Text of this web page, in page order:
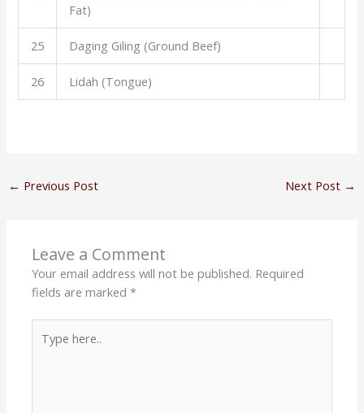
Fat)
25 Daging Giling (Ground Beef)
26 Lidah (Tongue)
← Previous Post Next Post →
Leave a Comment
Your email address will not be published. Required
fields are marked*
here..